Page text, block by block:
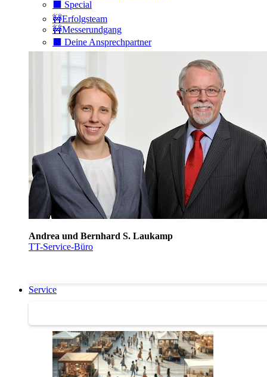
⬛️ Special
🚧Erfolgsteam
🚧Messerundgang
⬛️ Deine Ansprechpartner
Andrea und Bernhard S. Laukamp
TT-Service-Büro
Service